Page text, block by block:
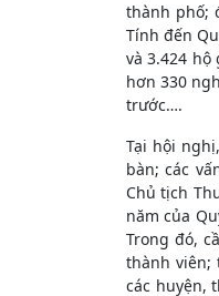
thành phố;
Tính đến
và 3.424
hơn 330
trước….
Tại hội
bàn; các
Chủ tịch
năm của
Trong đó,
thành viên;
các huyện,